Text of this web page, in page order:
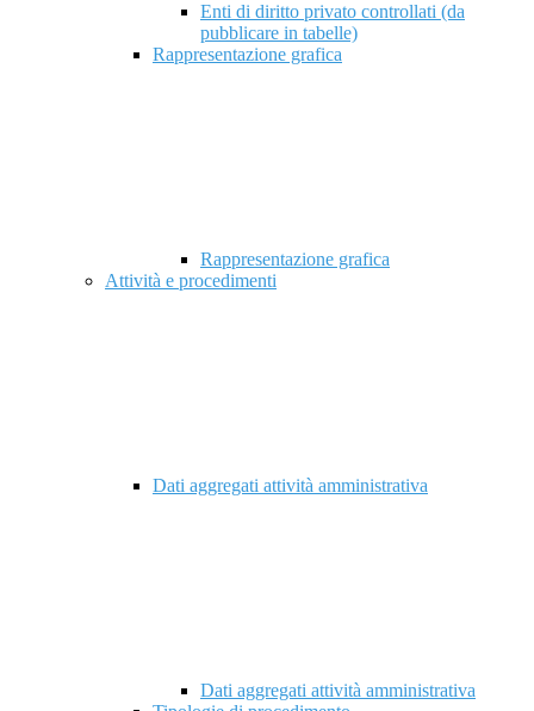
Enti di diritto privato controllati (da
pubblicare in tabelle)
Rappresentazione grafica
Rappresentazione grafica
Attività e procedimenti
Dati aggregati attività amministrativa
Dati aggregati attività amministrativa